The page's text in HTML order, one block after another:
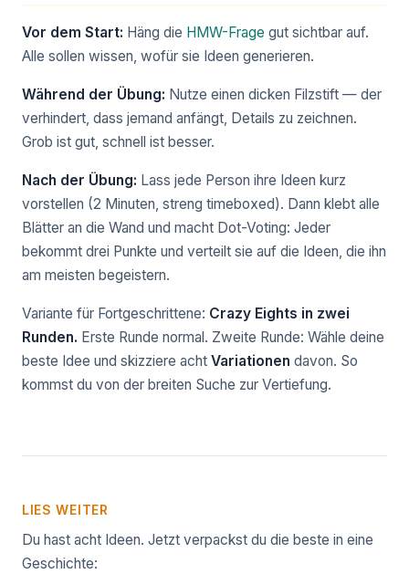
Vor dem Start: Häng die HMW-Frage gut sichtbar auf.
Alle sollen wissen, wofür sie Ideen generieren.
Während der Übung: Nutze einen dicken Filzstift — der
verhindert, dass jemand anfängt, Details zu zeichnen.
Grob ist gut, schnell ist besser.
Nach der Übung: Lass jede Person ihre Ideen kurz
vorstellen (2 Minuten, streng timeboxed). Dann klebt alle
Blätter an die Wand und macht Dot-Voting: Jeder
bekommt drei Punkte und verteilt sie auf die Ideen, die ihn
am meisten begeistern.
Variante für Fortgeschrittene: Crazy Eights in zwei
Runden. Erste Runde normal. Zweite Runde: Wähle deine
beste Idee und skizziere acht Variationen davon. So
kommst du von der breiten Suche zur Vertiefung.
LIES WEITER
Du hast acht Ideen. Jetzt verpackst du die beste in eine
Geschichte: